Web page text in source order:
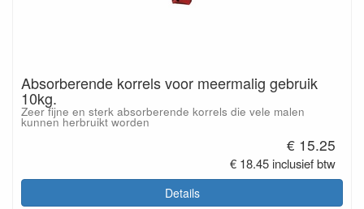
Absorberende korrels voor meermalig gebruik
10kg.
Zeer fijne en sterk absorberende korrels die vele malen
kunnen herbruikt worden
€ 15.25
€ 18.45 inclusief btw
Details